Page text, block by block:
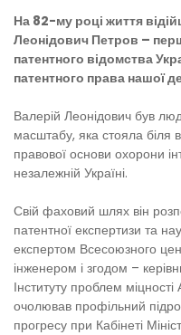
На 82-му році життя
Леонідович Петров –
патентного відомства
патентного права нашої
Валерій Леонідович був
масштабу, яка стояла біля
правової основи охорони
незалежній Україні.
Свій фаховий шлях він
патентної експертизи та
експертом Всесоюзного
інженером і згодом –
Інституту проблем
очолював профільний
прогресу при Кабінеті